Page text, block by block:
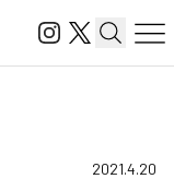
2021.4.20